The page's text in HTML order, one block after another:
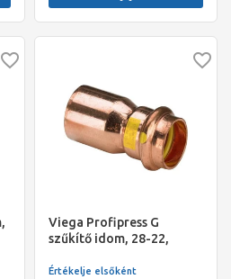
Viega Profipress G
szűkítő idom, 28-22,
vörösréz, gázra
Értékelje elsőként